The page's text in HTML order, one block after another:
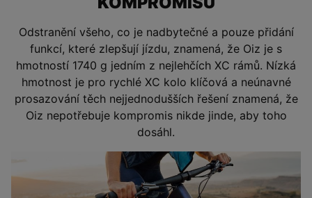
Odstranění všeho, co je nadbytečné a pouze přidání
funkcí, které zlepšují jízdu, znamená, že Oiz je s
hmotností 1740 g jedním z nejlehčích XC rámů. Nízká
hmotnost je pro rychlé XC kolo klíčová a neúnavné
prosazování těch nejjednodušších řešení znamená, že
Oiz nepotřebuje kompromis nikde jinde, aby toho
dosáhl.